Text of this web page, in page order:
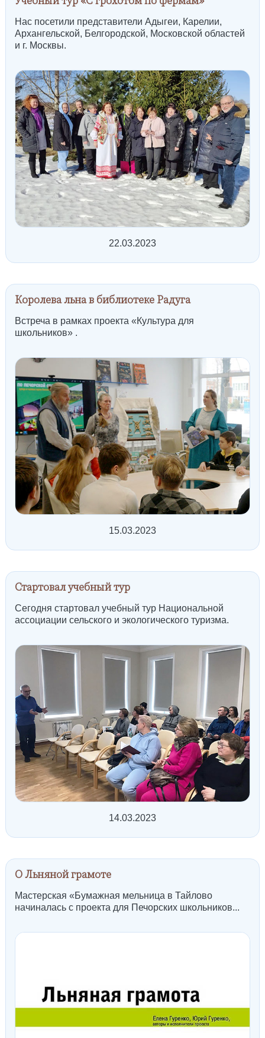
Нас посетили представители Адыгеи, Карелии,
Архангельской, Белгородской, Московской областей
и г. Москвы.
22.03.2023
Королева льна в библиотеке Радуга
Встреча в рамках проекта «Культура для
школьников» .
15.03.2023
Стартовал учебный тур
Сегодня стартовал учебный тур Национальной
ассоциации сельского и экологического туризма.
14.03.2023
О Льняной грамоте
Мастерская «Бумажная мельница в Тайлово
начиналась с проекта для Печорских школьников...